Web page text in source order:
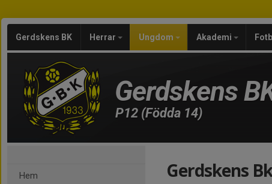
Gerdskens BK Herrar Ungdom Akademi
Gerdskens
P12 (Födda 14)
Hem Gerdskens